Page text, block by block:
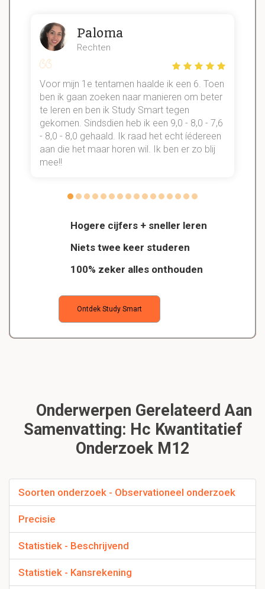
Hogere cijfers + sneller leren
Niets twee keer studeren
100% zeker alles onthouden
Ontdek Study Smart
Paloma
Rechten
Voor mijn 1e tentamen haalde ik een 6. Toen
ben ik gaan zoeken naar manieren om beter
te leren en ben ik Study Smart tegen
gekomen. Sindsdien heb ik een 9,0 - 8,0 - 7,6
- 8,0 - 8,0 gehaald. Ik raad het echt íédereen
aan die het maar horen wil. Ik ben er zo blij
mee!!
Onderwerpen Gerelateerd Aan
Samenvatting: Hc Kwantitatief
Onderzoek M12
Soorten onderzoek - Observationeel onderzoek
Precisie
Statistiek - Beschrijvend
Statistiek - Kansrekening